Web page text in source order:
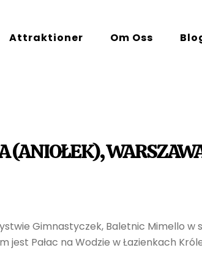
Attraktioner Om Oss
Gimnastyczek, Baletnic Mimello w
jest Pałac na Wodzie w Łazienkach